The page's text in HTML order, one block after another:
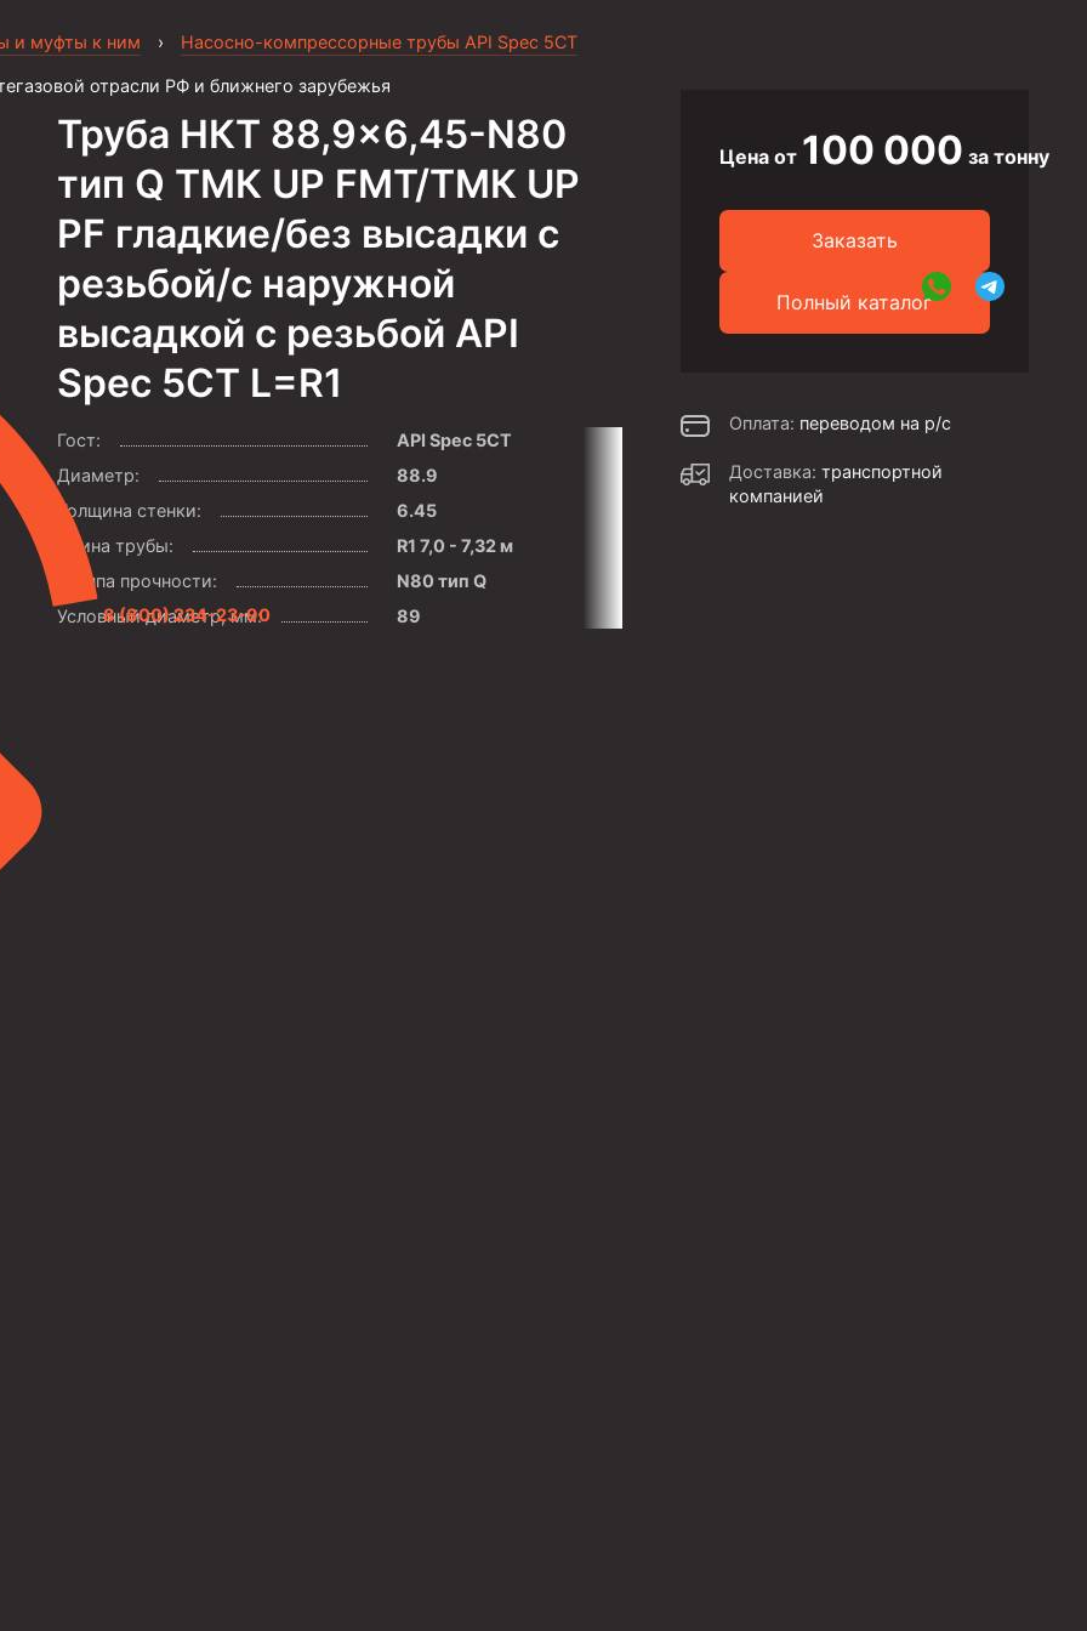
отрасли РФ и ближнего зарубежья
8 (800) 234-23-90
и муфты к ним › Насосно-компрессорные трубы API Spec 5CT
Труба НКТ 88,9×6,45-N80
тип Q ТМК UP FMT/ТМК UP
PF гладкие/без высадки с
резьбой/с наружной
высадкой с резьбой API
Spec 5CT L=R1
Гост:
API Spec 5CT
Диаметр:
88.9
Толщина стенки:
6.45
Длина трубы:
R1 7,0 - 7,32 м
Группа прочности:
N80 тип Q
Условный диаметр, мм:
89
Цена от 100 000 за тонну
Заказать
Полный каталог
Оплата: переводом на р/с
Доставка: транспортной
компанией